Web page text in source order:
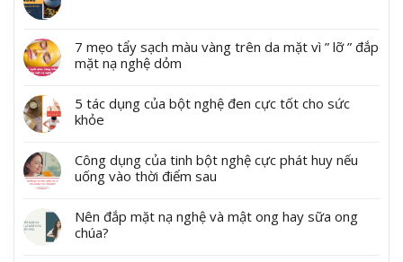
7 mẹo tẩy sạch màu vàng trên da mặt vì ” lỡ ” đắp
mặt nạ nghệ dỏm
5 tác dụng của bột nghệ đen cực tốt cho sức
khỏe
Công dụng của tinh bột nghệ cực phát huy nếu
uống vào thời điểm sau
Nên đắp mặt nạ nghệ và mật ong hay sữa ong
chúa?